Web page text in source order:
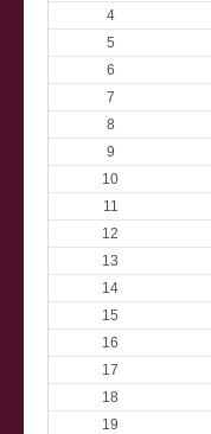
4
5
6
7
8
9
10
11
12
13
14
15
16
17
18
19